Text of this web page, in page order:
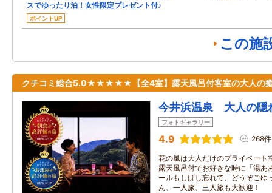
スでゆったり泊！女性限定プレゼント付♪
ポイントUP
この施
クチコミ総合5.0★★★★★【全4室】露天風呂付客室の大人の
今井浜温泉 大人の
フォトギャラリー
4.9 268件
花の風は大人だけのプライベート
露天風呂付でお好きな時に「湯あ
ールもしばし忘れて、どうぞごゆ
ん、一人旅、三人旅も大歓迎！